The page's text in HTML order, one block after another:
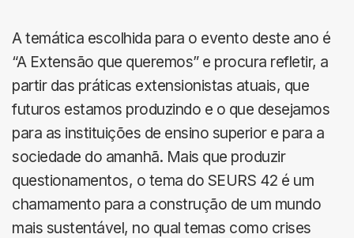
A temática escolhida para o evento deste ano é
“A Extensão que queremos” e procura refletir, a
partir das práticas extensionistas atuais, que
futuros estamos produzindo e o que desejamos
para as instituições de ensino superior e para a
sociedade do amanhã. Mais que produzir
questionamentos, o tema do SEURS 42 é um
chamamento para a construção de um mundo
mais sustentável, no qual temas como crises